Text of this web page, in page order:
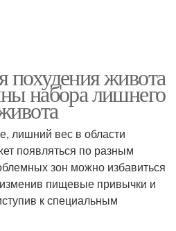
похудения живота
набора лишнего
лишний вес в области
появляться по разным
зон можно избавиться
пищевые привычки и
к специальным